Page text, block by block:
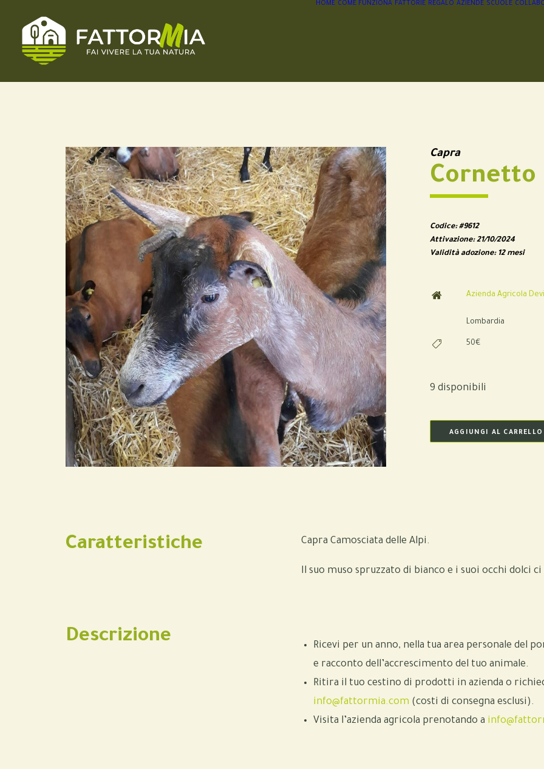
HOME COME FUNZIONA FATTORIE REGALO AZIENDE SCUOLE
Capra
Cornetto
Codice:#9612
Attivazione:21/10/2024
Validità adozione:12 mesi
Azienda Agricola
Lombardia
50€
9 disponibili
AGGIUNGI AL CARRELLO
Caratteristiche Capra Camosciata delle Alpi.
Il suo muso spruzzato di bianco e i suoi occhi dolci
Descrizione
Ricevi per un anno, nella tua area personale del
e racconto dell’accrescimento del tuo animale.
Ritira il tuo cestino di prodotti in azienda o
info@fattormia.com (costi di consegna esclusi).
Visita l’azienda agricola prenotando a